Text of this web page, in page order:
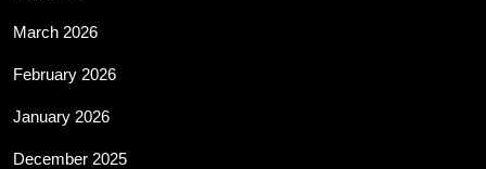
March 2026
February 2026
January 2026
December 2025